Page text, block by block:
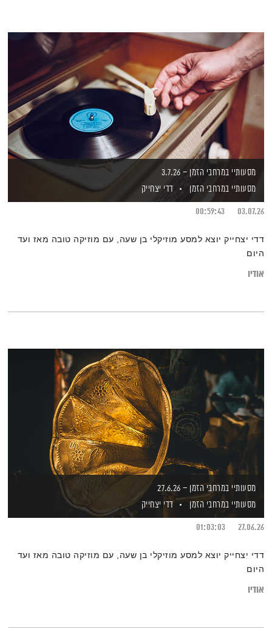
מסעותיי במרחבי הזמן – 3.7.26
מסעותיי במרחבי הזמן
דדי יצחייק
03.07.26
00:59:43
דדי יצחייק יוצא למסע מוזיקלי בן שעה, עם מוזיקה טובה מאז ועד
היום
אודיו
מסעותיי במרחבי הזמן – 27.6.26
מסעותיי במרחבי הזמן
דדי יצחייק
27.06.26
01:03:03
דדי יצחייק יוצא למסע מוזיקלי בן שעה, עם מוזיקה טובה מאז ועד
היום
אודיו